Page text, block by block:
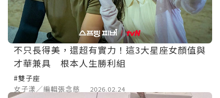
不只長得美，還超有實力！這3大星座女顏值與
才華兼具 根本人生勝利組
#雙子座
女子漾／編輯張念慈
2026.02.24